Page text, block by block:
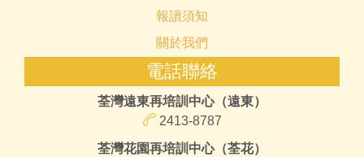
報讀須知
關於我們
電話聯絡
荃灣遠東再培訓中心（遠東）
2413-8787
荃灣花園再培訓中心（荃花）